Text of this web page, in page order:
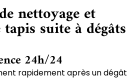
nettoyage et
suite à dégâts
24h/24
rapidement après un dégât